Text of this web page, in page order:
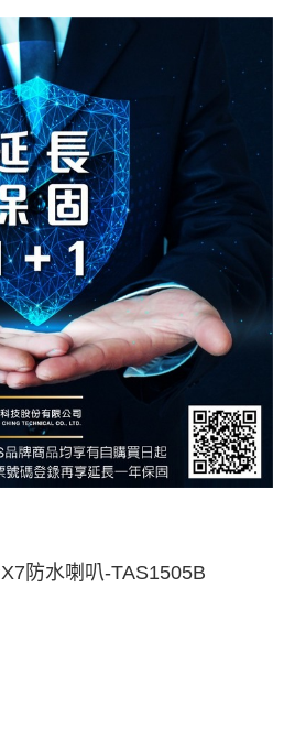
防水喇叭-TAS1505B